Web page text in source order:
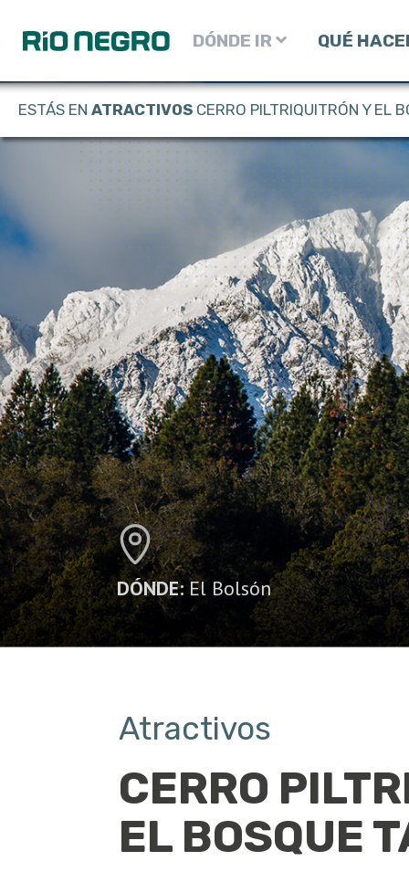
DÓNDE IR QUÉ
Cordillera
Costa
Estepa
Valle
Experiencias
Atractivos
Aventura
Cultura
Gastronomía
ESTÁS EN ATRACTIVOS CERRO PILTRIQUITRÓN Y EL
DÓNDE: El Bolsón
Atractivos
CERRO
EL BOSQUE